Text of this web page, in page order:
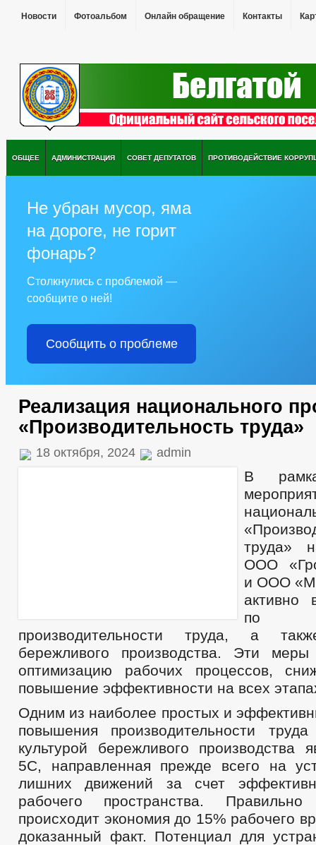
Новости Фотоальбом Онлайн обращение Контакты
ОБЩЕЕ АДМИНИСТРАЦИЯ СОВЕТ ДЕПУТАТОВ ПРОТИВОДЕЙСТВИЕ
Не убран мусор, яма
на дороге, не горит
фонарь?
Столкнулись с проблемой —
сообщите о ней!
Сообщить о проблеме
Реализация национального
«Производительность труда»
18 октября, 2024 admin
В
труда»
ООО
и ООО
активно
по
производительности труда, а
бережливого производства. Эти
оптимизацию рабочих процессов,
повышение эффективности на всех
Одним из наиболее простых и
повышения производительности
культурой бережливого производства
5С, направленная прежде всего на
лишних движений за счет
рабочего пространства.
происходит экономия до 15% рабочего
доказанный факт. Потенциал для